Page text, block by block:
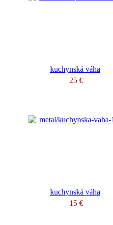
kuchynská váha
25 €
kuchynská váha
15 €